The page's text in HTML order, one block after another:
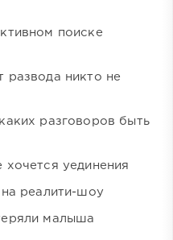
поиске
никто не
разговоров быть
уединения
реалити-шоу
малыша